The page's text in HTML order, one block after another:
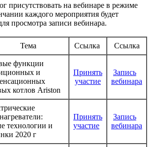
присутствовать на вебинаре в режиме
каждого мероприятия будет
просмотра записи вебинара.
Тема Ссылка Ссылка
функции
и
котлов Ariston
Принять
участие
Запись
вебинара
технологии и
2020 г
Принять
участие
Запись
вебинара